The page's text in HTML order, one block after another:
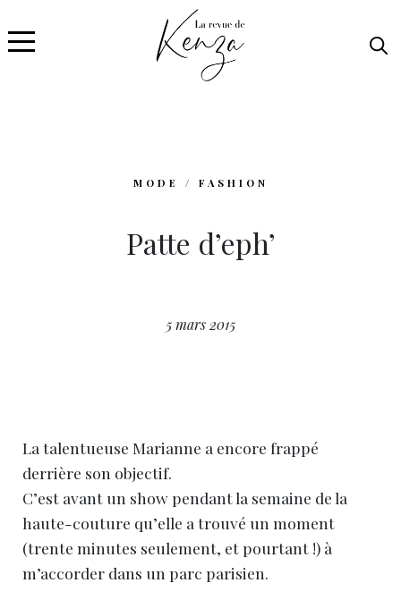
MODE / FASHION
Patte d’eph’
5 mars 2015
La talentueuse Marianne a encore frappé
derrière son objectif.
C’est avant un show pendant la semaine de la
haute-couture qu’elle a trouvé un moment
(trente minutes seulement, et pourtant !) à
m’accorder dans un parc parisien.